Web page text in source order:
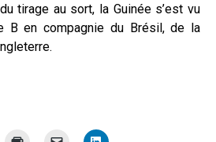
tirage au sort, la Guinée s’est vu
B en compagnie du Brésil, de la